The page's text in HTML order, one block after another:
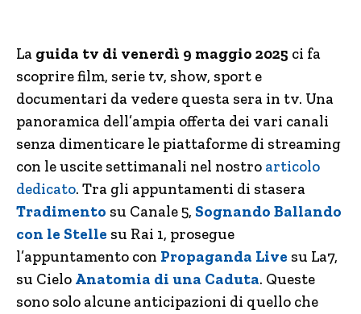
La guida tv di venerdì 9 maggio 2025 ci fa
scoprire film, serie tv, show, sport e
documentari da vedere questa sera in tv. Una
panoramica dell’ampia offerta dei vari canali
senza dimenticare le piattaforme di streaming
con le uscite settimanali nel nostro articolo
dedicato. Tra gli appuntamenti di stasera
Tradimento su Canale 5, Sognando Ballando
con le Stelle su Rai 1, prosegue
l’appuntamento con Propaganda Live su La7,
su Cielo Anatomia di una Caduta. Queste
sono solo alcune anticipazioni di quello che